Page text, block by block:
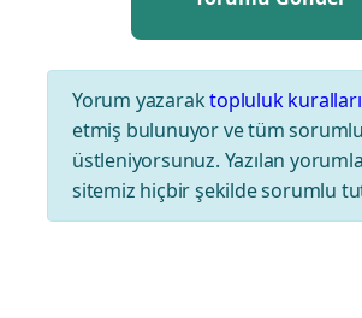
Yorum yazaraktopluluk
etmiş bulunuyor ve tüm
üstleniyorsunuz. Yazılan
sitemiz hiçbir şekilde sorumlu